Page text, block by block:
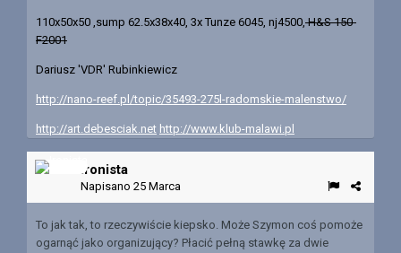
110x50x50 ,sump 62.5x38x40, 3x Tunze 6045, nj4500, H&S 150-
F2001
Dariusz 'VDR' Rubinkiewicz
http://nano-reef.pl/topic/35493-275l-radomskie-malenstwo/
http://art.debesciak.net http://www.klub-malawi.pl
Ironista
Napisano 25 Marca
To jak tak, to rzeczywiście kiepsko. Może Szymon coś pomoże
ogarnąć jako organizujący? Płacić pełną stawkę za dwie